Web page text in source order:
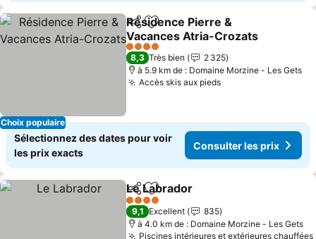
Choix populaire
PartagerAjouter à mes favoris
Résidence Pierre &
Vacances Atria-Crozats
4 Étoiles
8,3 Très bien
2 325
à 5.9 km de : Domaine Morzine - Les Gets
Accès skis aux pieds
Sélectionnez des dates pour voir
les prix exacts
Consulter les prix
PartagerAjouter à mes favoris
Le Labrador
4 Étoiles
9,1 Excellent
835
à 4.0 km de : Domaine Morzine - Les Gets
Piscines intérieures et extérieures chauffées